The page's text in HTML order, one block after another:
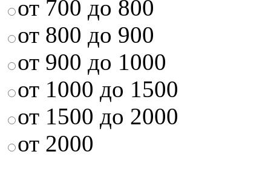
от 700 до 800
от 800 до 900
от 900 до 1000
от 1000 до 1500
от 1500 до 2000
от 2000